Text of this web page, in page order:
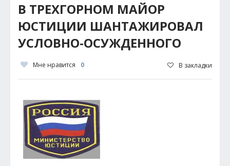
В ТРЕХГОРНОМ МАЙОР
ЮСТИЦИИ ШАНТАЖИРОВАЛ
УСЛОВНО-ОСУЖДЕННОГО
Мне нравится 0 В закладки